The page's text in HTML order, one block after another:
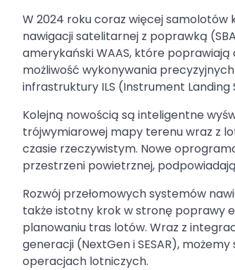
W 2024 roku coraz więcej
nawigacji satelitarnej z poprawką
amerykański WAAS, które
możliwość wykonywania
infrastruktury ILS (Instrument Landing
Kolejną nowością są inteligentne
trójwymiarowej mapy terenu wraz z
czasie rzeczywistym. Nowe
przestrzeni powietrznej,
Rozwój przełomowych systemów
także istotny krok w stronę poprawy
planowaniu tras lotów. Wraz z
generacji (NextGen i SESAR),
operacjach lotniczych.